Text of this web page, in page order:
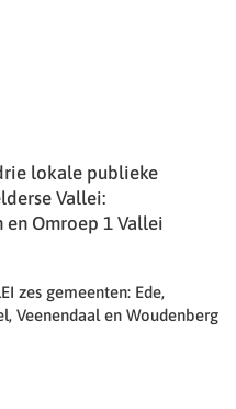
lokale publieke
Vallei:
en Omroep 1 Vallei
zes gemeenten: Ede,
Veenendaal en Woudenberg